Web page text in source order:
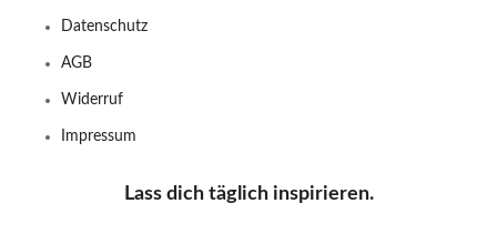
Datenschutz
AGB
Widerruf
Impressum
Lass dich täglich inspirieren.